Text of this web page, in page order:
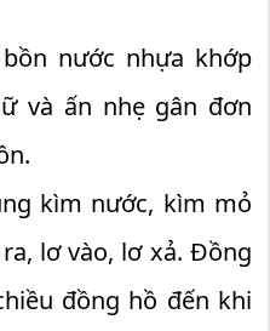
nước nhựa khớp
và ấn nhẹ gân đơn
kìm nước, kìm mỏ
lơ vào, lơ xả. Đồng
đồng hồ đến khi